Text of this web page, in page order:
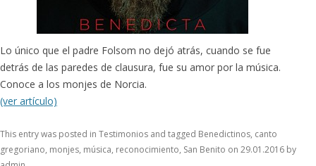
Lo único que el padre Folsom no dejó atrás, cuando se fue
detrás de las paredes de clausura, fue su amor por la música.
Conoce a los monjes de Norcia.
(ver artículo)
This entry was posted in Testimonios and tagged Benedictinos, canto
gregoriano, monjes, música, reconocimiento, San Benito on 29.01.2016 by